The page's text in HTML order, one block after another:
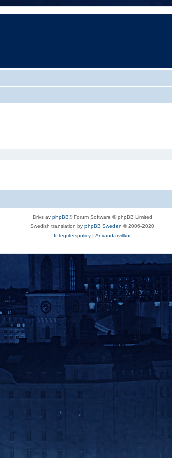
Drivs av phpBB® Forum Software © phpBB Limited
Swedish translation by phpBB Sweden © 2006-2020
Integritetspolicy| Användarvillkor